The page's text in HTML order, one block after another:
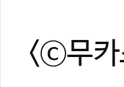
<ⓒ무